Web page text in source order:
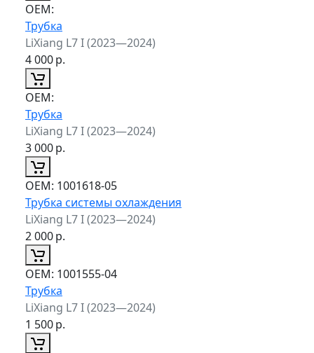
ОЕМ:
Трубка
LiXiang L7 I (2023—2024)
4 000р.
ОЕМ:
Трубка
LiXiang L7 I (2023—2024)
3 000р.
ОЕМ: 1001618-05
Трубка системы охлаждения
LiXiang L7 I (2023—2024)
2 000р.
ОЕМ: 1001555-04
Трубка
LiXiang L7 I (2023—2024)
1 500р.